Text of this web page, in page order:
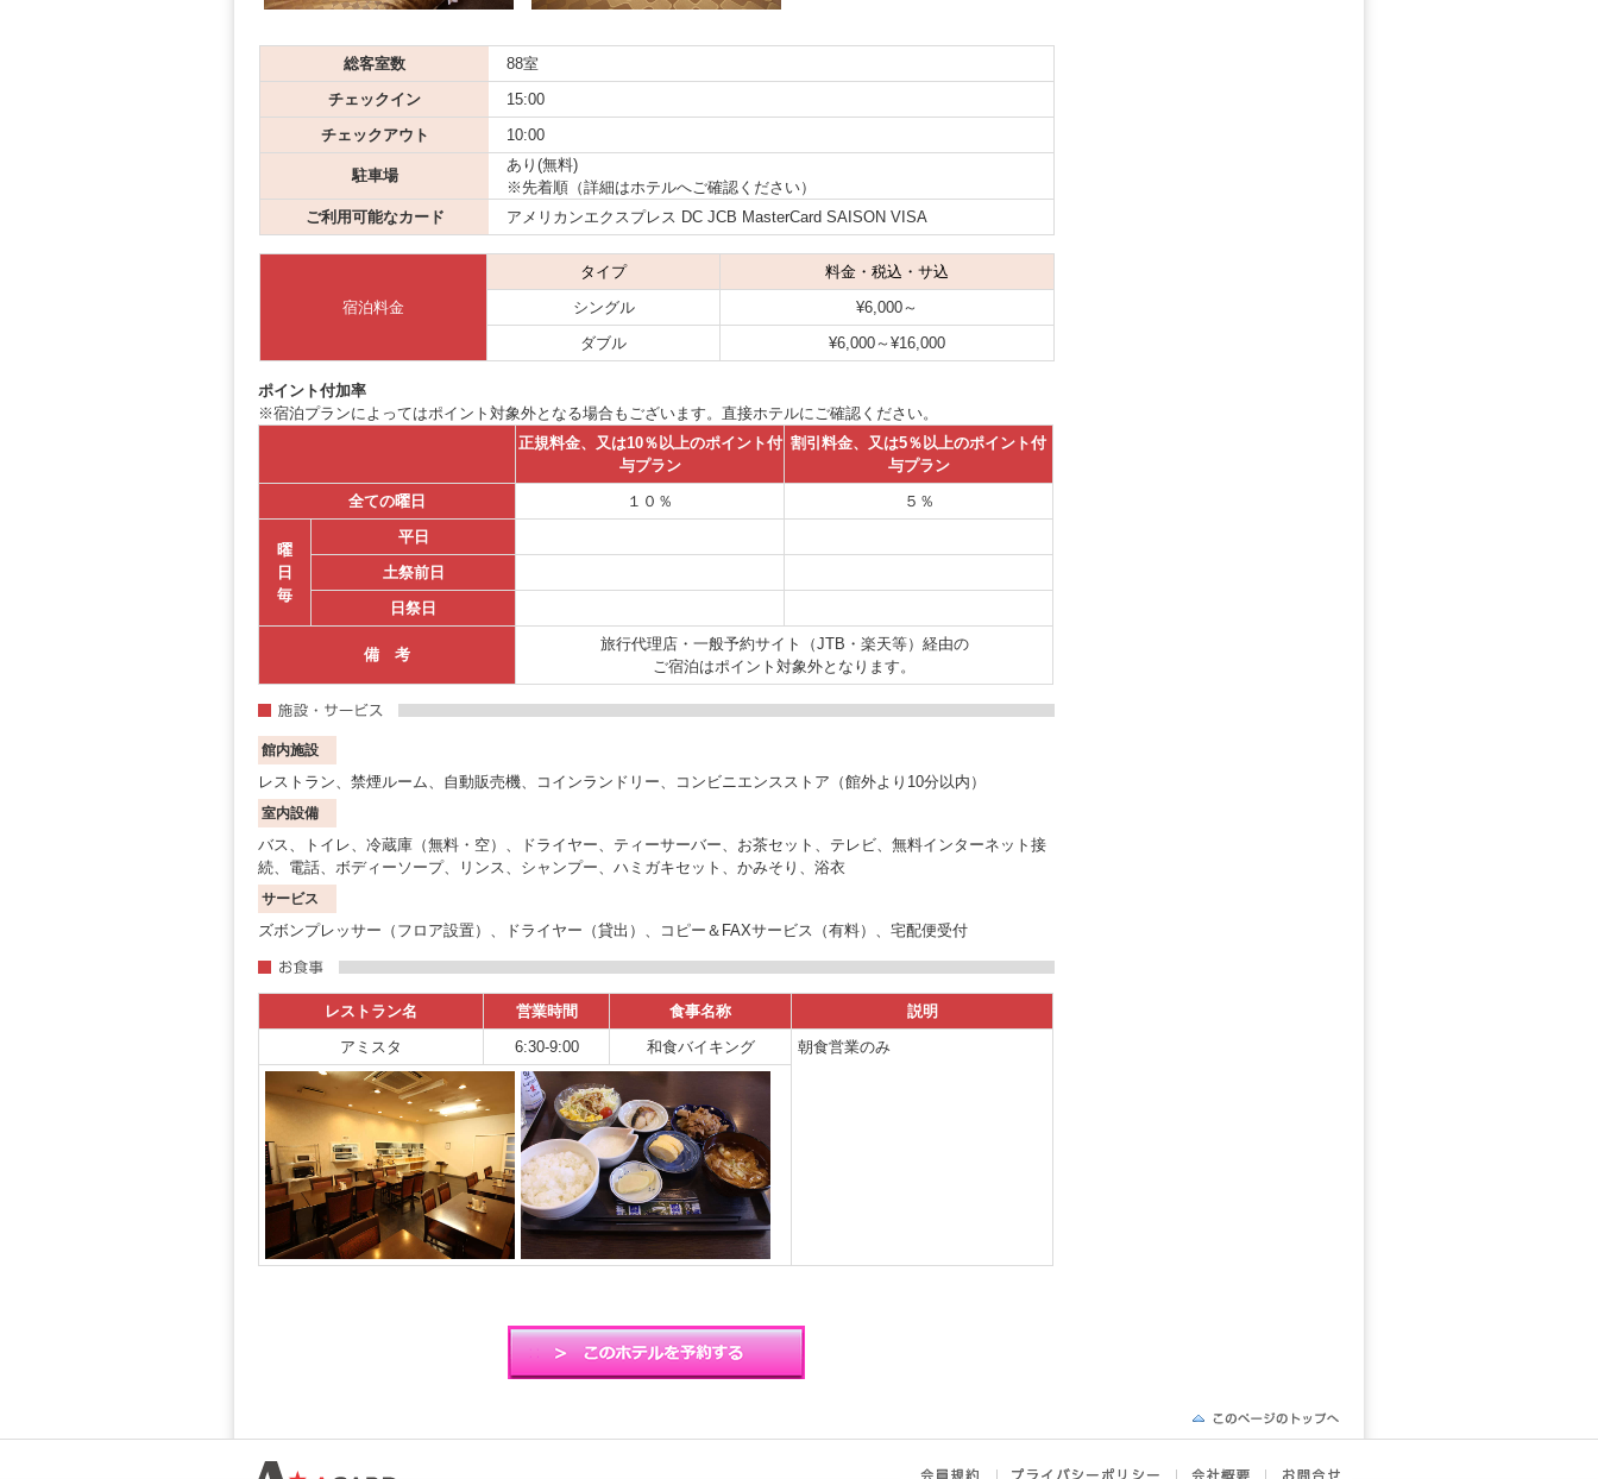
総客室数
88室
チェックイン
15:00
チェックアウト
10:00
駐車場
あり(無料)
※先着順（詳細はホテルへご確認ください）
ご利用可能なカード
アメリカンエクスプレス DC JCB MasterCard SAISON VISA
宿泊料金
タイプ
料金・税込・サ込
シングル
¥6,000～
ダブル
¥6,000～¥16,000
ポイント付加率
※宿泊プランによってはポイント対象外となる場合もございます。直接ホテルにご確認ください。
正規料金、又は10％以上のポイント付
与プラン
割引料金、又は5％以上のポイント付
与プラン
全ての曜日
１０％ ５％
曜
日
毎
平日
土祭前日
日祭日
備 考
旅行代理店・一般予約サイト（JTB・楽天等）経由の
ご宿泊はポイント対象外となります。
館内施設
レストラン、禁煙ルーム、自動販売機、コインランドリー、コンビニエンスストア（館外より10分以内）
室内設備
バス、トイレ、冷蔵庫（無料・空）、ドライヤー、ティーサーバー、お茶セット、テレビ、無料インターネット接
続、電話、ボディーソープ、リンス、シャンプー、ハミガキセット、かみそり、浴衣
サービス
ズボンプレッサー（フロア設置）、ドライヤー（貸出）、コピー＆FAXサービス（有料）、宅配便受付
レストラン名 営業時間 食事名称
説明
アミスタ
6:30-9:00 和食バイキング 朝食営業のみ